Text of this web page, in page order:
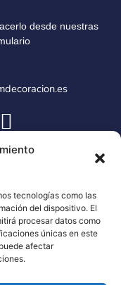
tecnologías como las
del dispositivo. El
procesar datos como
únicas en este
afectar
desde nuestras